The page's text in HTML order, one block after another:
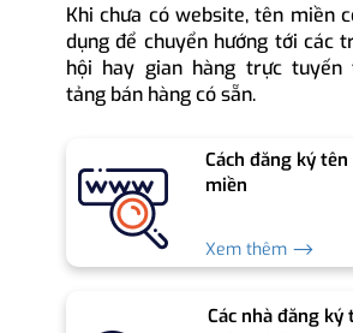
Khi chưa có website, tên miền
dụng để chuyển hướng tới các
hội hay gian hàng trực tuyến
tảng bán hàng có sẵn.
Cách đăng ký tên
miền
Xem thêm ⟶
Các nhà đăng ký